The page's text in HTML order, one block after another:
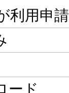
利用申
ード